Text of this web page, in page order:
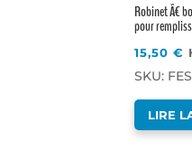
Robinet Ã€
pour
15,50€
SKU:
LIRE